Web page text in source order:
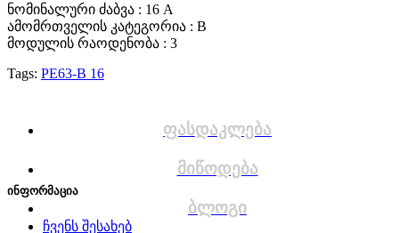
ნომინალური ძაბვა : 16 A
ამომრთველის კატეგორია : B
მოდულის რაოდენობა : 3
Tags: PE63-B 16
ფასდაკლება
მიწოდება
ბლოგი
ინფორმაცია
ჩვენს შესახებ